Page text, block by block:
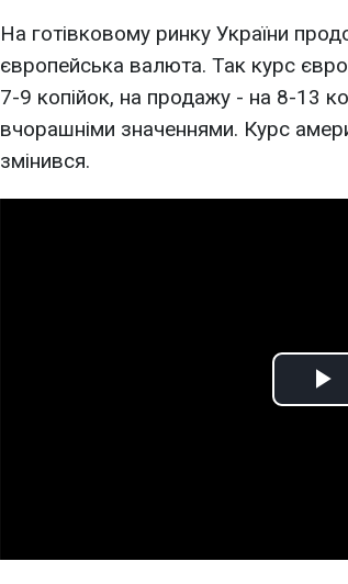
На готівковому ринку України
європейська валюта. Так курс євро
7-9 копійок, на продажу - на 8-13
вчорашніми значеннями. Курс
змінився.